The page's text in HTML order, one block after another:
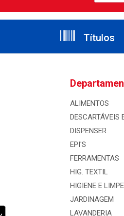
Títulos
ALIMENTOS
DESCARTÁVEIS
DISPENSER
EPI'S
FERRAMENTAS
HIG. TEXTIL
HIGIENE E
JARDINAGEM
LAVANDERIA